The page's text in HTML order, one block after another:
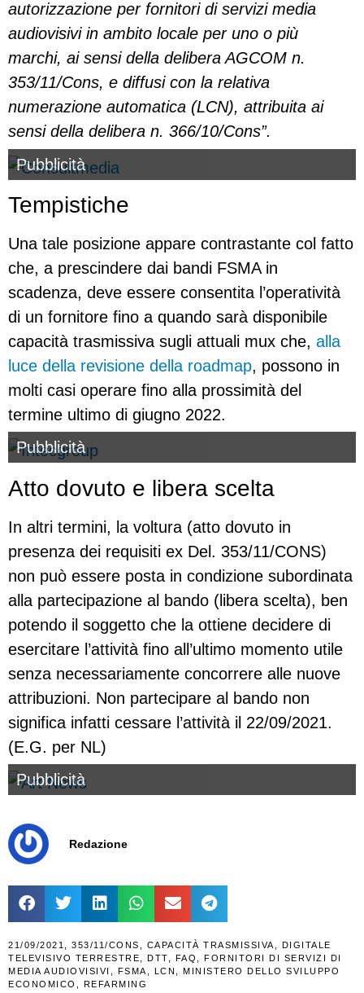
autorizzazione per fornitori di servizi media
audiovisivi in ambito locale per uno o più
marchi, ai sensi della delibera AGCOM n.
353/11/Cons, e diffusi con la relativa
numerazione automatica (LCN), attribuita ai
sensi della delibera n. 366/10/Cons”.
Pubblicità
Tempistiche
Una tale posizione appare contrastante col fatto
che, a prescindere dai bandi FSMA in
scadenza, deve essere consentita l’operatività
di un fornitore fino a quando sarà disponibile
capacità trasmissiva sugli attuali mux che, alla
luce della revisione della roadmap, possono in
molti casi operare fino alla prossimità del
termine ultimo di giugno 2022.
Pubblicità
Atto dovuto e libera scelta
In altri termini, la voltura (atto dovuto in
presenza dei requisiti ex Del. 353/11/CONS)
non può essere posta in condizione subordinata
alla partecipazione al bando (libera scelta), ben
potendo il soggetto che la ottiene decidere di
esercitare l’attività fino all’ultimo momento utile
senza necessariamente concorrere alle nuove
attribuzioni. Non partecipare al bando non
significa infatti cessare l’attività il 22/09/2021.
(E.G. per NL)
Pubblicità
Redazione
21/09/2021 353/11/CONS CAPACITÀ TRASMISSIVA
DIGITALE
TELEVISIVO TERRESTRE
DTT FAQ
FORNITORI DI SERVIZI DI
MEDIA AUDIOVISIVI
FSMA LCN
MINISTERO DELLO SVILUPPO
ECONOMICO
REFARMING